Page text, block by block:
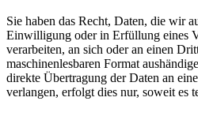
Sie haben das Recht, Daten, die wir
Einwilligung oder in Erfüllung eines
verarbeiten, an sich oder an einen
maschinenlesbaren Format
direkte Übertragung der Daten an
verlangen, erfolgt dies nur, soweit es